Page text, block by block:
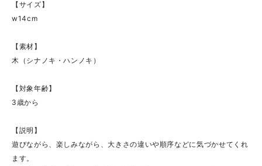
【サイズ】
w14cm
【素材】
木（シナノキ・ハンノキ）
【対象年齢】
3歳から
【説明】
遊びながら、楽しみながら、大きさの違いや順序などに気づかせてくれ
ます。